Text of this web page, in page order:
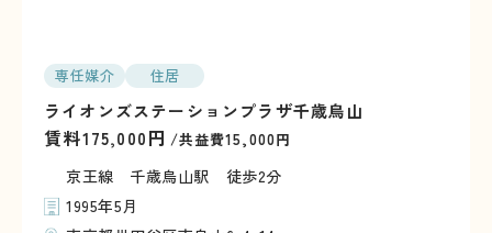
専任媒介 住居
ライオンズステーションプラザ千歳烏山
賃料175,000円 /共益費15,000円
京王線 千歳烏山駅 徒歩2分
1995年5月